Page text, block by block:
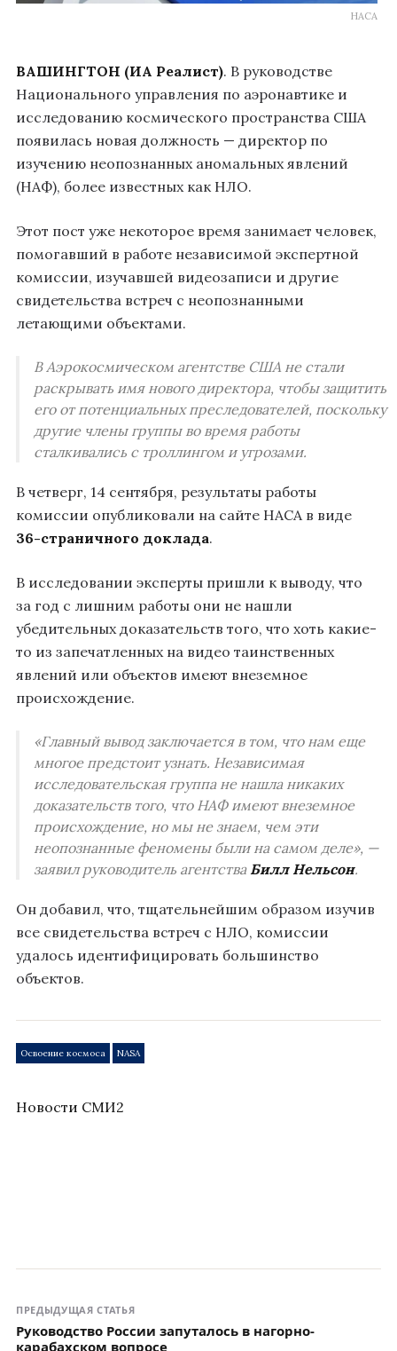
НАСА
ВАШИНГТОН (ИА Реалист). В руководстве
Национального управления по аэронавтике и
исследованию космического пространства США
появилась новая должность — директор по
изучению неопознанных аномальных явлений
(НАФ), более известных как НЛО.
Этот пост уже некоторое время занимает человек,
помогавший в работе независимой экспертной
комиссии, изучавшей видеозаписи и другие
свидетельства встреч с неопознанными
летающими объектами.
В Аэрокосмическом агентстве США не стали
раскрывать имя нового директора, чтобы защитить
его от потенциальных преследователей, поскольку
другие члены группы во время работы
сталкивались с троллингом и угрозами.
В четверг, 14 сентября, результаты работы
комиссии опубликовали на сайте НАСА в виде
36-страничного доклада.
В исследовании эксперты пришли к выводу, что
за год с лишним работы они не нашли
убедительных доказательств того, что хоть какие-
то из запечатленных на видео таинственных
явлений или объектов имеют внеземное
происхождение.
«Главный вывод заключается в том, что нам еще
многое предстоит узнать. Независимая
исследовательская группа не нашла никаких
доказательств того, что НАФ имеют внеземное
происхождение, но мы не знаем, чем эти
неопознанные феномены были на самом деле», —
заявил руководитель агентства Билл Нельсон.
Он добавил, что, тщательнейшим образом изучив
все свидетельства встреч с НЛО, комиссии
удалось идентифицировать большинство
объектов.
Освоение космоса NASA
Новости СМИ2
ПРЕДЫДУЩАЯ СТАТЬЯ
Руководство России запуталось в нагорно-
карабахском вопросе